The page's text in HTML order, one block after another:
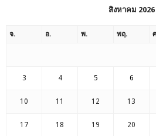
สิงหาคม 2026
จ. อ. พ. พฤ.
3 4 5 6
10 11 12 13
17 18 19 20